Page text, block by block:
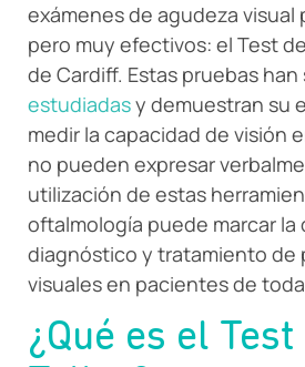
exámenes de agudeza
pero muy efectivos: el Test
de Cardiff. Estas pruebas
estudiadasy demuestran su
medir la capacidad de visión
no pueden expresar
utilización de estas
oftalmología puede marcar la
diagnóstico y tratamiento de
visuales en pacientes de
¿Qué es el Test